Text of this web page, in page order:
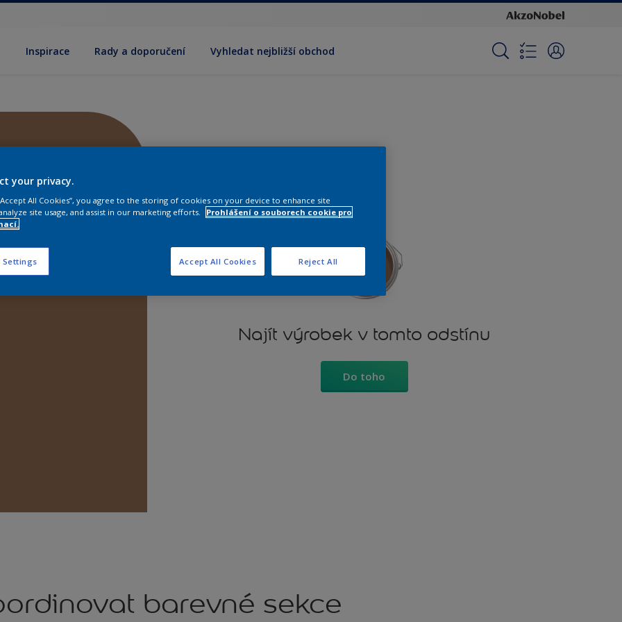
Inspirace Rady a doporučení Vyhledat nejbližší obchod
Najít výrobek v tomto odstínu
Do toho
barevné sekce
your privacy.
All Cookies”, you agree to the storing of cookies on your device to enhance site
site usage, and assist in our marketing efforts.
Prohlášení o souborech cookie pro
Settings Reject All
Accept All Cookies